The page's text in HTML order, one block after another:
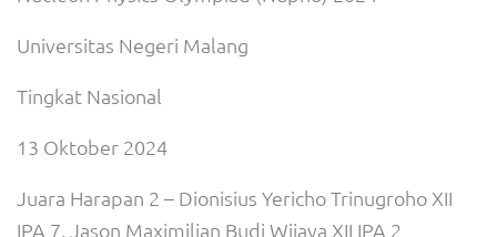
Universitas Negeri Malang
Tingkat Nasional
13 Oktober 2024
Juara Harapan 2 – Dionisius Yericho Trinugroho XII
IPA 7, Jason Maximilian Budi Wijaya XII IPA 2